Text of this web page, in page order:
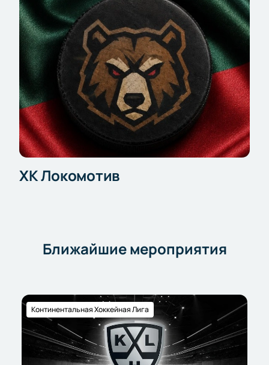
ХК Локомотив
Ближайшие мероприятия
Континентальная Хоккейная Лига